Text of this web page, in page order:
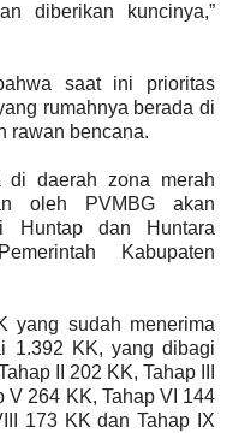
diberikan kuncinya,”
saat ini prioritas
rumahnya berada di
rawan bencana.
di daerah zona merah
oleh PVMBG akan
Huntap dan Huntara
Kabupaten
yang sudah menerima
1.392 KK, yang dibagi
II 202 KK, Tahap III
V 264 KK, Tahap VI 144
173 KK dan Tahap IX